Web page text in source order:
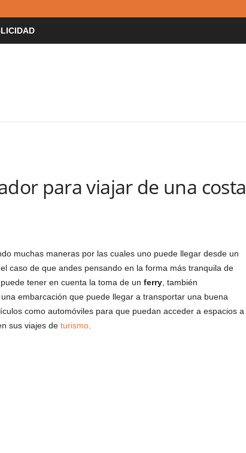
para viajar de una costa
muchas maneras por las cuales uno puede llegar desde un
caso de que andes pensando en la forma más tranquila de
tener en cuenta la toma de un ferry, también
embarcación que puede llegar a transportar una buena
como automóviles para que puedan acceder a espacios a
sus viajes de turismo.